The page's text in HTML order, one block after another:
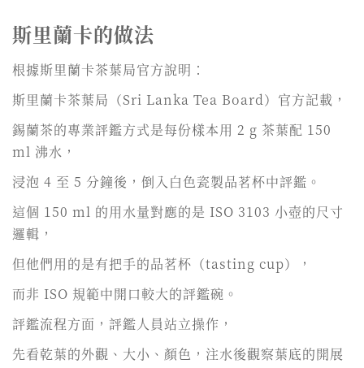
斯里蘭卡的做法
根據斯里蘭卡茶葉局官方說明：
斯里蘭卡茶葉局（Sri Lanka Tea Board）官方記載，
錫蘭茶的專業評鑑方式是每份樣本用 2 g 茶葉配 150
ml 沸水，
浸泡 4 至 5 分鐘後，倒入白色瓷製品茗杯中評鑑。
這個 150 ml 的用水量對應的是 ISO 3103 小壺的尺寸
邏輯，
但他們用的是有把手的品茗杯（tasting cup），
而非 ISO 規範中開口較大的評鑑碗。
評鑑流程方面，評鑑人員站立操作，
先看乾葉的外觀、大小、顏色，注水後觀察葉底的開展